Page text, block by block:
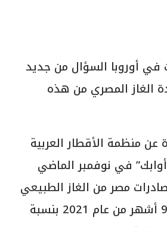
أوروبا السؤال من جديد
الغاز المصري من هذه
عن منظمة الأقطار العربية
في نوفمبر الماضي
مصر من الغاز الطبيعي
المسال خلال أول 9 أشهر من عام 2021 بنسبة